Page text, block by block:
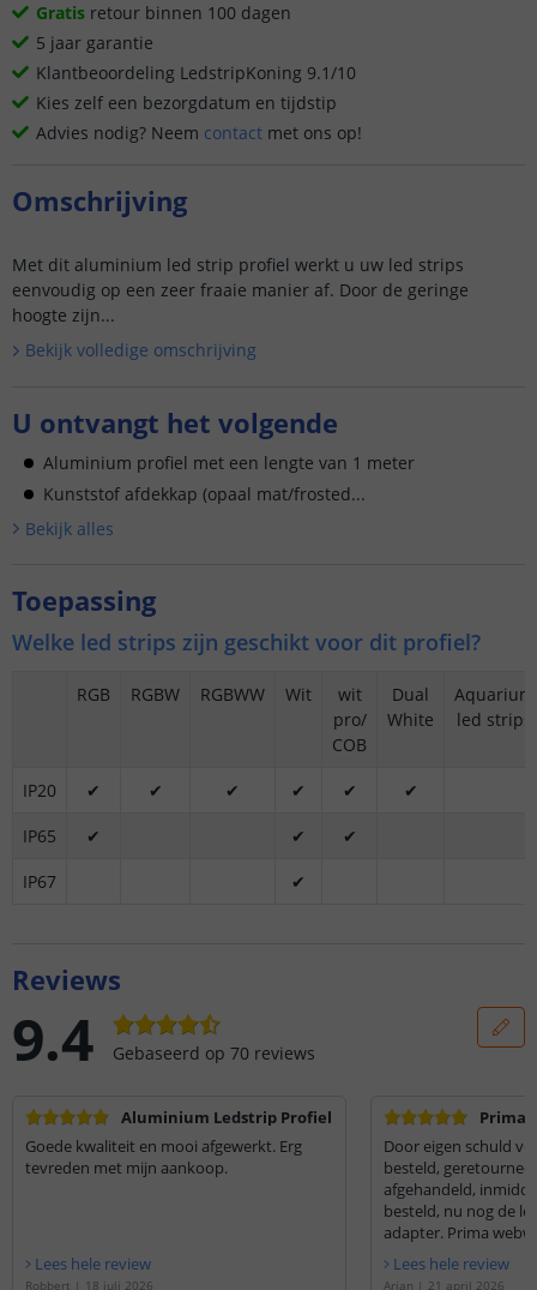
Gratis retour binnen 100 dagen
5 jaar garantie
Klantbeoordeling LedstripKoning 9.1/10
Kies zelf een bezorgdatum en tijdstip
Advies nodig? Neem contact met ons op!
Omschrijving
Met dit aluminium led strip profiel werkt u uw led strips
eenvoudig op een zeer fraaie manier af. Door de geringe
hoogte zijn...
Bekijk volledige omschrijving
U ontvangt het volgende
Aluminium profiel met een lengte van 1 meter
Kunststof afdekkap (opaal mat/frosted...
Bekijk alles
Toepassing
Welke led strips zijn geschikt voor dit profiel?
RGB RGBW RGBWW Wit
wit
pro/
COB
Dual
White
Aquarium
led strips
IP20 ✔ ✔ ✔ ✔ ✔
✔
IP65
✔ ✔
✔
IP67
✔
Reviews
9.4 Gebaseerd op 70 reviews
Aluminium Ledstrip Profiel
Goede kwaliteit en mooi afgewerkt. Erg
tevreden met mijn aankoop.
Lees hele review
Robbert | 18 juli 2026
Prima
Door eigen schuld
besteld,
afgehandeld,
besteld, nu nog de
adapter. Prima
Lees hele review
Arjan | 21 april 2026